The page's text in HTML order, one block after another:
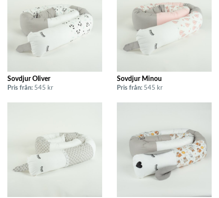
Sovdjur Oliver
Pris från: 545 kr
Sovdjur Minou
Pris från: 545 kr